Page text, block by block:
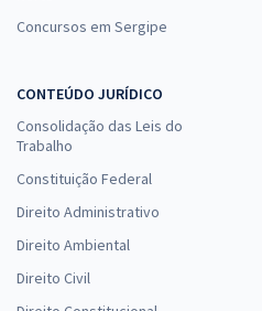
Concursos em Sergipe
CONTEÚDO JURÍDICO
Consolidação das Leis do
Trabalho
Constituição Federal
Direito Administrativo
Direito Ambiental
Direito Civil